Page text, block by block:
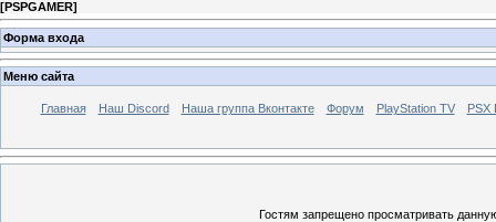
[PSPGAMER]
Форма входа
Меню сайта
Главная Наш Discord Наша группа Вконтакте Форум PlayStation TV PSX
Гостям запрещено просматривать